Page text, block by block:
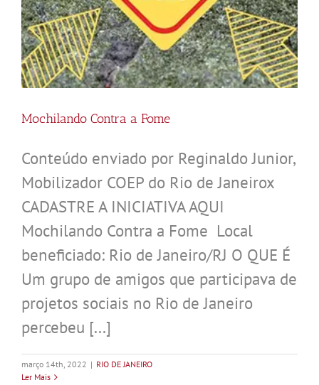
Mochilando Contra a Fome
Conteúdo enviado por Reginaldo Junior,
Mobilizador COEP do Rio de Janeirox
CADASTRE A INICIATIVA AQUI
Mochilando Contra a Fome Local
beneficiado: Rio de Janeiro/RJ O QUE É
Um grupo de amigos que participava de
projetos sociais no Rio de Janeiro
percebeu [...]
março 14th, 2022 | RIO DE JANEIRO
Ler Mais